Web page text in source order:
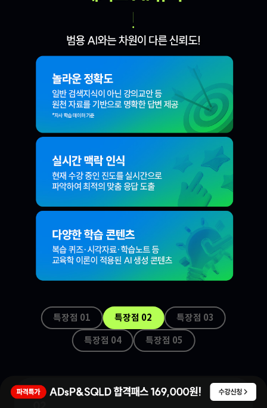
특장점 01 특장점 02 특장점 03
특장점 04 특장점 05